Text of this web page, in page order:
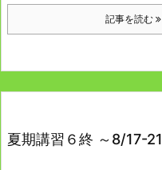
記事を読む
夏期講習６終 ～8/17-21